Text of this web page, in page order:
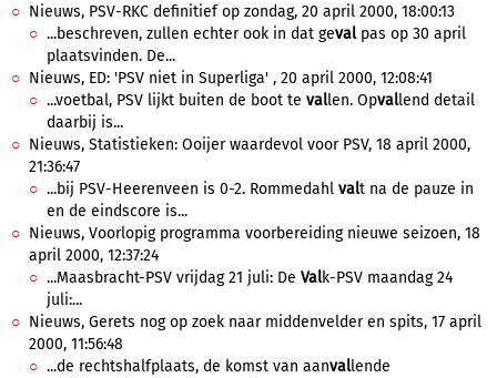
Nieuws, PSV-RKC definitief op zondag, 20 april 2000, 18:00:13
...beschreven, zullen echter ook in dat gevalpas op 30 april
plaatsvinden. De...
Nieuws, ED: 'PSV niet in Superliga' , 20 april 2000, 12:08:41
...voetbal, PSV lijkt buiten de boot te vallen. Opvallend detail
daarbij is...
Nieuws, Statistieken: Ooijer waardevol voor PSV, 18 april 2000,
21:36:47
...bij PSV-Heerenveen is 0-2. Rommedahl valt na de pauze in
en de eindscore is...
Nieuws, Voorlopig programma voorbereiding nieuwe seizoen, 18
april 2000, 12:37:24
...Maasbracht-PSV vrijdag 21 juli: De Valk-PSV maandag 24
juli:...
Nieuws, Gerets nog op zoek naar middenvelder en spits, 17 april
2000, 11:56:48
...de rechtshalfplaats, de komst van aanvallende